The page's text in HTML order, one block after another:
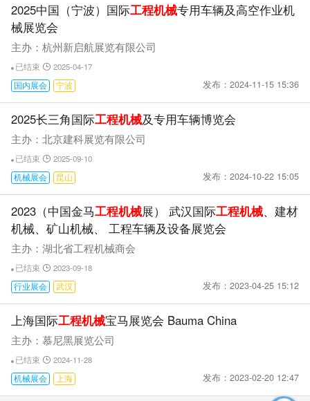
2025中国（宁波）国际工程机械专用车辆及高空作业机
械展览会
主办：杭州新启航展览有限公司
已结束
2025-04-17
国内展会
宁波 发布：2024-11-15 15:36
2025长三角国际工程机械及专用车辆博览会
主办：北京建科展览有限公司
已结束
2025-09-10
机械展会
昆山 发布：2024-10-22 15:05
2023（中国金马工程机械展） 武汉国际工程机械、建材
机械、矿山机械、 工程车辆及设备展览会
主办：湖北省工程机械商会
已结束
2023-09-18
行业展会
武汉 发布：2023-04-25 15:12
上海国际工程机械宝马展览会 Bauma China
主办：慕尼黑展览公司
已结束
2024-11-28
机械展会
上海 发布：2023-02-20 12:47